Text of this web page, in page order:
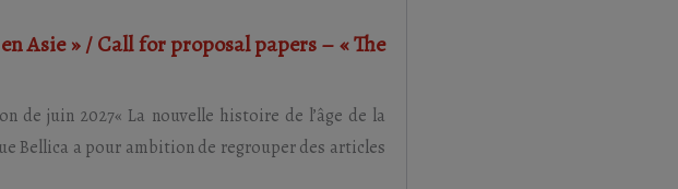
Asie » / Call for proposal papers – « The
de juin 2027« La nouvelle histoire de l’âge de la
Bellica a pour ambition de regrouper des articles